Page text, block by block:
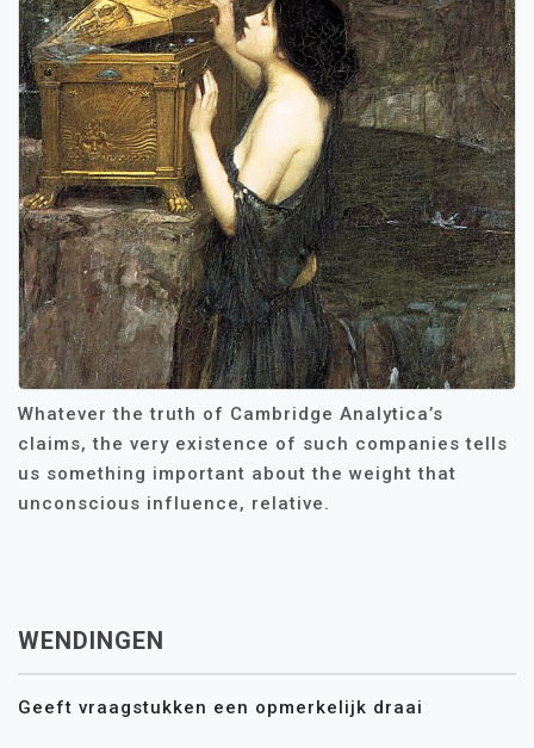
Whatever the truth of Cambridge Analytica’s
claims, the very existence of such companies tells
us something important about the weight that
unconscious influence, relative.
WENDINGEN
Geeft vraagstukken een opmerkelijk draai